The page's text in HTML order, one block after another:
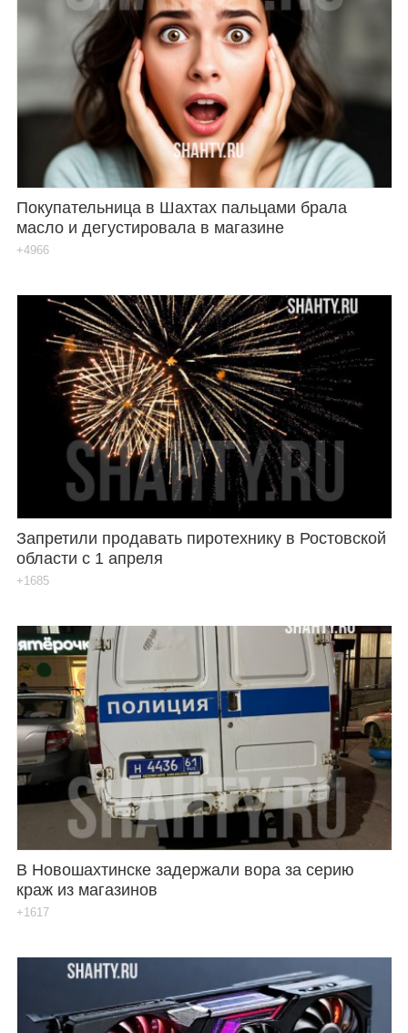
Покупательница в Шахтах пальцами брала
масло и дегустировала в магазине
+4966
Запретили продавать пиротехнику в Ростовской
области с 1 апреля
+1685
В Новошахтинске задержали вора за серию
краж из магазинов
+1617